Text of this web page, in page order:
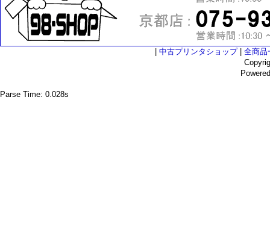
中古プリンタショップ| 全商品
Parse Time: 0.028s